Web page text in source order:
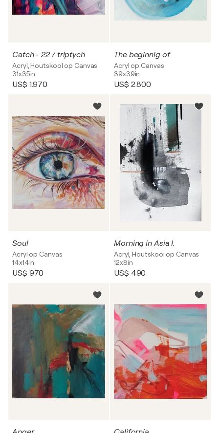
Catch - 22 / triptych
Acryl, Houtskool op Canvas
31x35in
US$ 1.970
The beginnig of
Acryl op Canvas
39x39in
US$ 2.800
Soul
Acryl op Canvas
14x14in
US$ 970
Morning in Asia I.
Acryl, Houtskool op Canvas
12x8in
US$ 490